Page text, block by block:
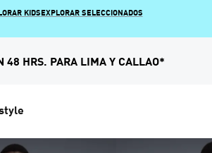
KIDSEXPLORAR SELECCIONADOS
48 HRS. PARA LIMA Y CALLAO*